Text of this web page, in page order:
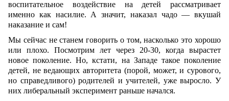
воспитательное воздействие на детей рассматривает
именно как насилие. А значит, наказал чадо — вкушай
наказание и сам!
Мы сейчас не станем говорить о том, насколько это хорошо
или плохо. Посмотрим лет через 20-30, когда вырастет
новое поколение. Но, кстати, на Западе такое поколение
детей, не ведающих авторитета (порой, может, и сурового,
но справедливого) родителей и учителей, уже выросло. У
них либеральный эксперимент раньше начался.